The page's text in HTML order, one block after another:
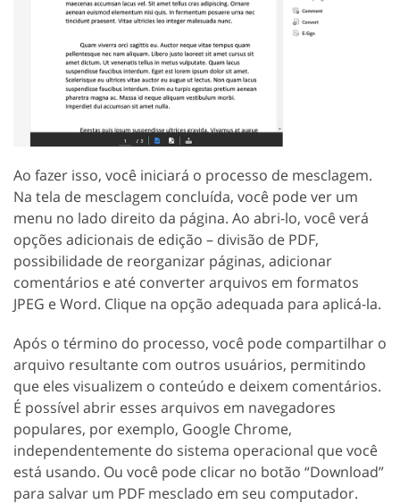
Ao fazer isso, você iniciará o processo de mesclagem.
Na tela de mesclagem concluída, você pode ver um
menu no lado direito da página. Ao abri-lo, você verá
opções adicionais de edição – divisão de PDF,
possibilidade de reorganizar páginas, adicionar
comentários e até converter arquivos em formatos
JPEG e Word. Clique na opção adequada para aplicá-la.
Após o término do processo, você pode compartilhar o
arquivo resultante com outros usuários, permitindo
que eles visualizem o conteúdo e deixem comentários.
É possível abrir esses arquivos em navegadores
populares, por exemplo, Google Chrome,
independentemente do sistema operacional que você
está usando. Ou você pode clicar no botão “Download”
para salvar um PDF mesclado em seu computador.